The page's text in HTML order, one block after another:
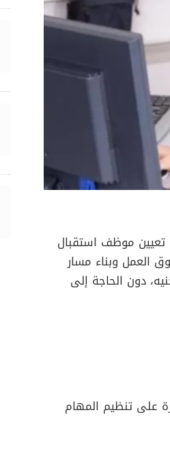
تعيين موظف استقبال
العمل وبناء مسار
حيث تقدم الشركة بيئة عمل محفزة ورواتب تنافسية تبدأ من 5000 جنيه، دون الحاجة إلى
على تنظيم المهام